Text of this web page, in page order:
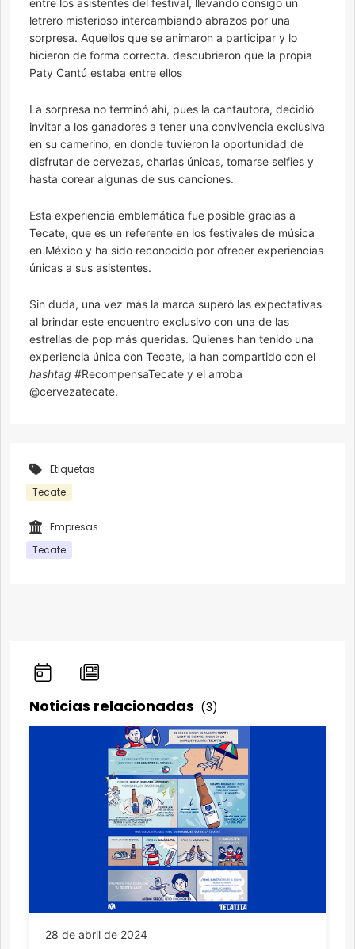
entre los asistentes del festival, llevando consigo un
letrero misterioso intercambiando abrazos por una
sorpresa. Aquellos que se animaron a participar y lo
hicieron de forma correcta. descubrieron que la propia
Paty Cantú estaba entre ellos
La sorpresa no terminó ahí, pues la cantautora, decidió
invitar a los ganadores a tener una convivencia exclusiva
en su camerino, en donde tuvieron la oportunidad de
disfrutar de cervezas, charlas únicas, tomarse selfies y
hasta corear algunas de sus canciones.
Esta experiencia emblemática fue posible gracias a
Tecate, que es un referente en los festivales de música
en México y ha sido reconocido por ofrecer experiencias
únicas a sus asistentes.
Sin duda, una vez más la marca superó las expectativas
al brindar este encuentro exclusivo con una de las
estrellas de pop más queridas. Quienes han tenido una
experiencia única con Tecate, la han compartido con el
hashtag #RecompensaTecate y el arroba
@cervezatecate.
Etiquetas
Tecate
Empresas
Tecate
Noticias relacionadas (3)
28 de abril de 2024